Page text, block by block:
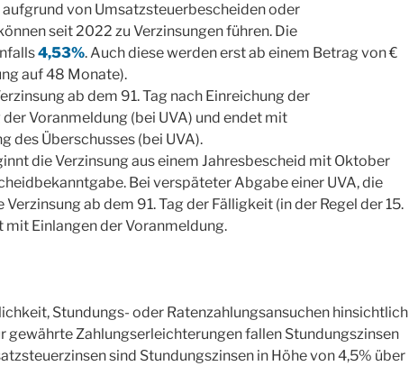
von Umsatzsteuerbescheiden oder
seit 2022 zu Verzinsungen führen. Die
4,53%. Auch diese werden erst ab einem Betrag von €
auf 48 Monate).
ab dem 91. Tag nach Einreichung der
Voranmeldung (bei UVA) und endet mit
des Überschusses (bei UVA).
die Verzinsung aus einem Jahresbescheid mit Oktober
Bei verspäteter Abgabe einer UVA, die
ab dem 91. Tag der Fälligkeit (in der Regel der 15.
Einlangen der Voranmeldung.
Stundungs- oder Ratenzahlungsansuchen hinsichtlich
gewährte Zahlungserleichterungen fallen Stundungszinsen
sind Stundungszinsen in Höhe von 4,5% über